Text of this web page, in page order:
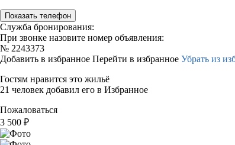
Показать телефон
Служба бронирования:
При звонке назовите номер объявления:
№ 2243373
Добавить в избранное Перейти в избранное Убрать из
Гостям нравится это жильё
21 человек добавил его в Избранное
Пожаловаться
3 500 ₽